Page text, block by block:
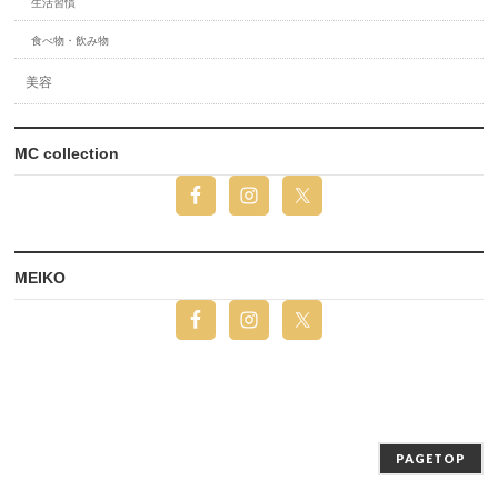
生活習慣
食べ物・飲み物
美容
MC collection
MEIKO
PAGETOP